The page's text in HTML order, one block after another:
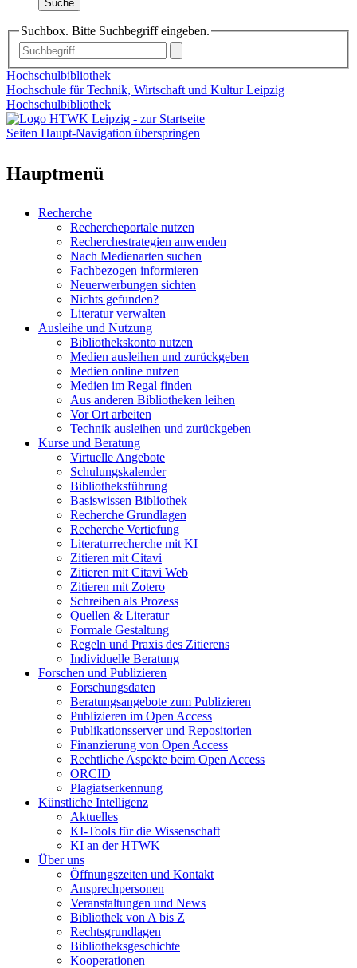
Suche
Suchbox. Bitte Suchbegriff eingeben.
Hochschulbibliothek
Hochschule für Technik, Wirtschaft und Kultur Leipzig
Hochschulbibliothek
Seiten Haupt-Navigation überspringen
Hauptmenü
Recherche
Rechercheportale nutzen
Recherchestrategien anwenden
Nach Medienarten suchen
Fachbezogen informieren
Neuerwerbungen sichten
Nichts gefunden?
Literatur verwalten
Ausleihe und Nutzung
Bibliothekskonto nutzen
Medien ausleihen und zurückgeben
Medien online nutzen
Medien im Regal finden
Aus anderen Bibliotheken leihen
Vor Ort arbeiten
Technik ausleihen und zurückgeben
Kurse und Beratung
Virtuelle Angebote
Schulungskalender
Bibliotheksführung
Basiswissen Bibliothek
Recherche Grundlagen
Recherche Vertiefung
Literaturrecherche mit KI
Zitieren mit Citavi
Zitieren mit Citavi Web
Zitieren mit Zotero
Schreiben als Prozess
Quellen & Literatur
Formale Gestaltung
Regeln und Praxis des Zitierens
Individuelle Beratung
Forschen und Publizieren
Forschungsdaten
Beratungsangebote zum Publizieren
Publizieren im Open Access
Publikationsserver und Repositorien
Finanzierung von Open Access
Rechtliche Aspekte beim Open Access
ORCID
Plagiatserkennung
Künstliche Intelligenz
Aktuelles
KI-Tools für die Wissenschaft
KI an der HTWK
Über uns
Öffnungszeiten und Kontakt
Ansprechpersonen
Veranstaltungen und News
Bibliothek von A bis Z
Rechtsgrundlagen
Bibliotheksgeschichte
Kooperationen